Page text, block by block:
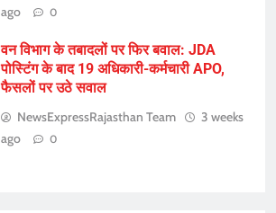
ago
0
वन विभाग के तबादलों पर फिर बवाल: JDA
पोस्टिंग के बाद 19 अधिकारी-कर्मचारी APO,
फैसलों पर उठे सवाल
NewsExpressRajasthan Team
3 weeks
ago
0